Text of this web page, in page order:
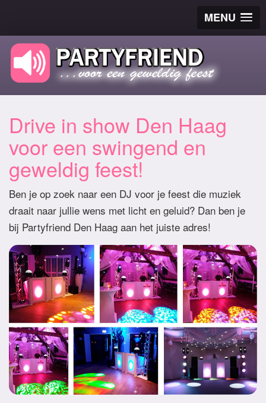
MENU
Drive in show Den Haag
voor een swingend en
geweldig feest!
Ben je op zoek naar een DJ voor je feest die muziek
draait naar jullie wens met licht en geluid? Dan ben je
bij Partyfriend Den Haag aan het juiste adres!